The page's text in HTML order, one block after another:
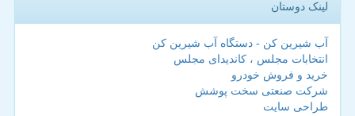
لینک دوستان
آب شیرین کن - دستگاه آب شیرین کن
انتخابات مجلس ، کاندیدای مجلس
خرید و فروش خودرو
شرکت صنعتی سخت پوشش
طراحی سایت